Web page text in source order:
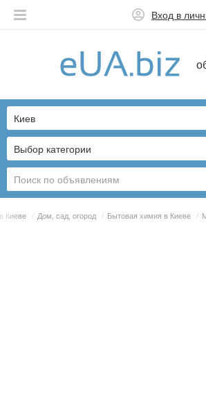
Вход в
Українська
Выбор категории
Киев
Киеве / Дом, сад, огород / Бытовая химия в Киеве /